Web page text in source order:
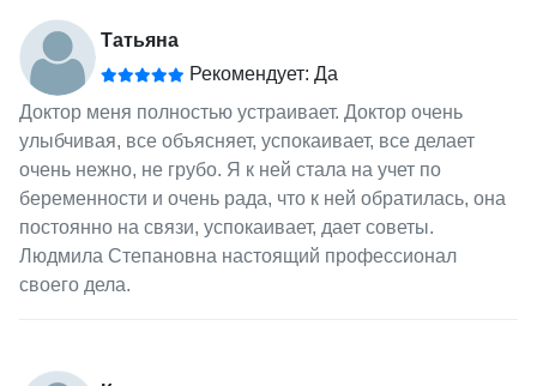
Татьяна
Рекомендует: Да
Доктор меня полностью устраивает. Доктор очень
улыбчивая, все объясняет, успокаивает, все делает
очень нежно, не грубо. Я к ней стала на учет по
беременности и очень рада, что к ней обратилась, она
постоянно на связи, успокаивает, дает советы.
Людмила Степановна настоящий профессионал
своего дела.